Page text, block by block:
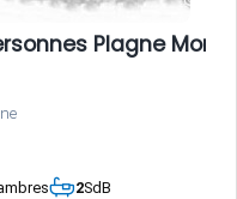
Plagne
2SdB